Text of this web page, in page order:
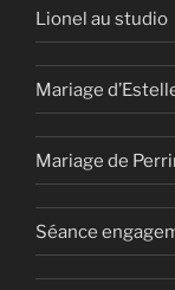
Lionel au studio
Mariage
Mariage de
Séance